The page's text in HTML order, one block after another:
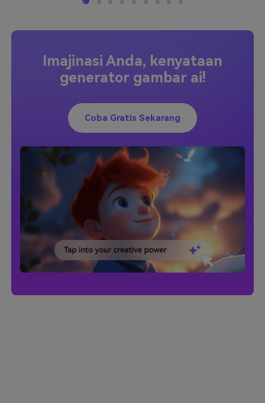
Imajinasi Anda, kenyataan
generator gambar ai!
Coba Gratis Sekarang